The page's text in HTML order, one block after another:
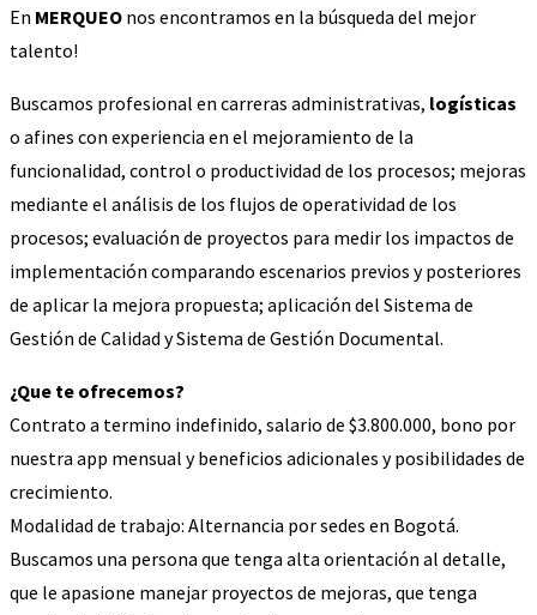
En MERQUEO nos encontramos en la búsqueda del mejor
talento!
Buscamos profesional en carreras administrativas, logísticas
o afines con experiencia en el mejoramiento de la
funcionalidad, control o productividad de los procesos; mejoras
mediante el análisis de los flujos de operatividad de los
procesos; evaluación de proyectos para medir los impactos de
implementación comparando escenarios previos y posteriores
de aplicar la mejora propuesta; aplicación del Sistema de
Gestión de Calidad y Sistema de Gestión Documental.
¿Que te ofrecemos?
Contrato a termino indefinido, salario de $3.800.000, bono por
nuestra app mensual y beneficios adicionales y posibilidades de
crecimiento.
Modalidad de trabajo: Alternancia por sedes en Bogotá.
Buscamos una persona que tenga alta orientación al detalle,
que le apasione manejar proyectos de mejoras, que tenga